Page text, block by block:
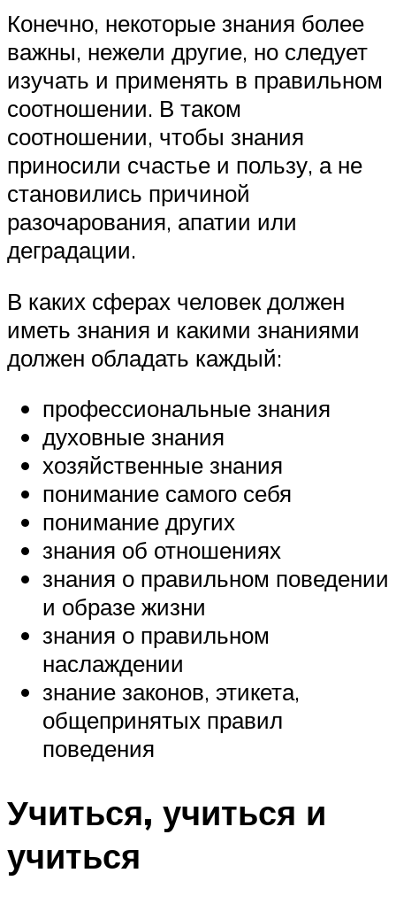
Конечно, некоторые знания более
важны, нежели другие, но следует
изучать и применять в правильном
соотношении. В таком
соотношении, чтобы знания
приносили счастье и пользу, а не
становились причиной
разочарования, апатии или
деградации.
В каких сферах человек должен
иметь знания и какими знаниями
должен обладать каждый:
профессиональные знания
духовные знания
хозяйственные знания
понимание самого себя
понимание других
знания об отношениях
знания о правильном поведении
и образе жизни
знания о правильном
наслаждении
знание законов, этикета,
общепринятых правил
поведения
Учиться, учиться и
учиться